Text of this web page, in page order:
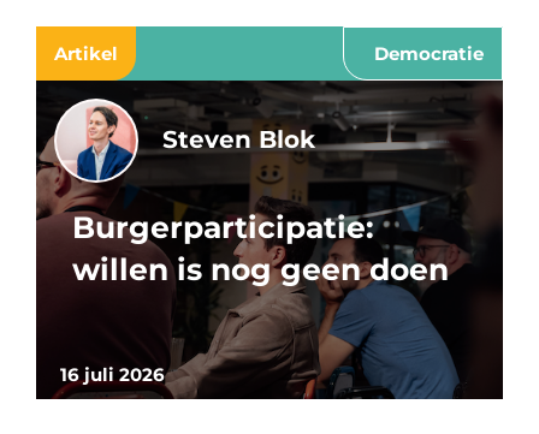
Artikel Democratie
16 juli 2026
Steven Blok
Burgerparticipatie:
willen is nog geen doen